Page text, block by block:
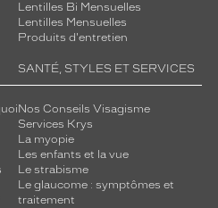
Lentilles Bi Mensuelles
Lentilles Mensuelles
Produits d'entretien
SANTÉ, STYLES ET SERVICES
Nos Conseils Visagisme
Services Krys
La myopie
Les enfants et la vue
Le strabisme
Le glaucome : symptômes et
traitement